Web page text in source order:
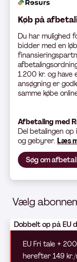
Køb på
Du har mulighed
bidder med en
1.200 kr. og have
ansøgning er
samme købe
Afbetaling med
Del betalingen op
og gebyrer. Læs
Søg om
Vælg
Dobbelt op på EU
EU Fri tale + 200 GB - 6 mdr.
herefter 149 kr./